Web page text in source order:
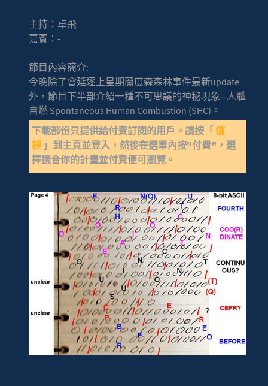
主持：卓飛
嘉賓：-
節目內容簡介:
今晚除了會延逐上星期蘭度森森林事件最新update
外，節目下半部介紹一種不可思議的神秘現象─人體
自燃 Spontaneous Human Combustion (SHC)。
下載部份只提供給付費訂閱的用戶。請按「 這
裡 」到主頁並登入，然後在選單內按"付費"，選
擇適合你的計畫並付費便可瀏覽。